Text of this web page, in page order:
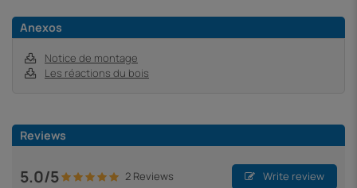
Anexos
Notice de montage
Les réactions du bois
Reviews
5.0/5 2 Reviews Write review